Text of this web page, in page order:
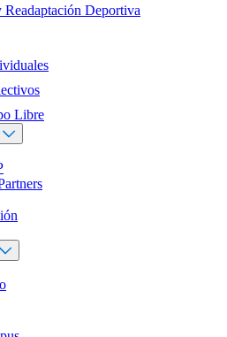
Readaptación Deportiva
Libre